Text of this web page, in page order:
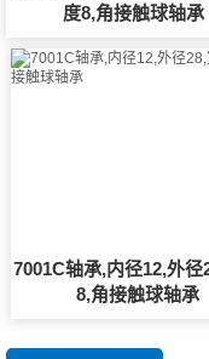
度8,角接触球轴承
7001C轴承,内径12,外径
8,角接触球轴承